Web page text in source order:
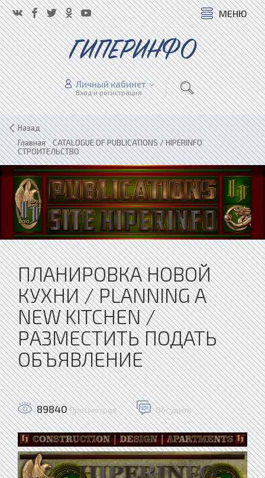
МЕНЮ
ГИПЕРИНФО
Личный кабинет
Вход и регистрация
Назад
Главная»CATALOGUE OF PUBLICATIONS / HIPERINFO»
СТРОИТЕЛЬСТВО
ПЛАНИРОВКА НОВОЙ
КУХНИ / PLANNING A
NEW KITCHEN /
РАЗМЕСТИТЬ ПОДАТЬ
ОБЪЯВЛЕНИЕ
89840 Просмотров Обсудить